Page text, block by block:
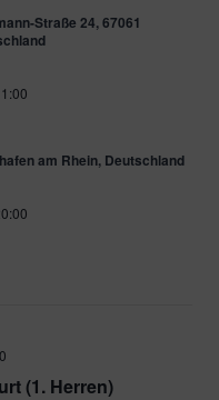
Straße 24, 67061
am Rhein, Deutschland
(1. Herren)